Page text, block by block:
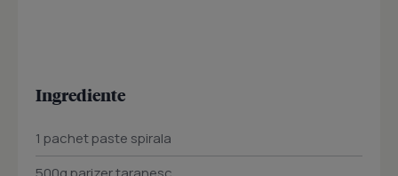
Ingrediente
1 pachet paste spirala